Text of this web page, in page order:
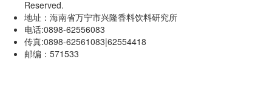
Reserved.
地址：海南省万宁市兴隆香料饮料研究所
电话:0898-62556083
传真:0898-62561083|62554418
邮编：571533